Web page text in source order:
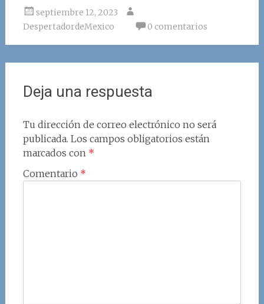
septiembre 12, 2023
DespertadordeMexico
0 comentarios
Deja una respuesta
Tu dirección de correo electrónico no será
publicada. Los campos obligatorios están
marcados con *
Comentario *